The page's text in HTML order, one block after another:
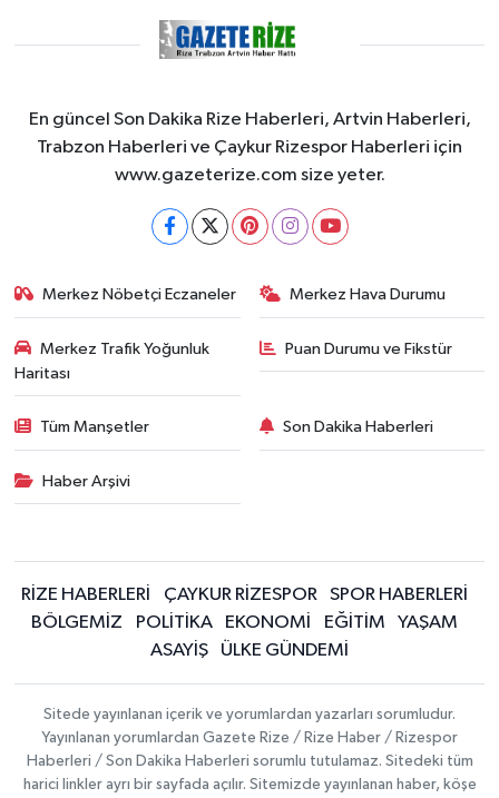
En güncel Son Dakika Rize Haberleri, Artvin Haberleri,
Trabzon Haberleri ve Çaykur Rizespor Haberleri için
www.gazeterize.com size yeter.
Merkez Nöbetçi Eczaneler Merkez Hava Durumu
Merkez Trafik Yoğunluk
Haritası
Puan Durumu ve Fikstür
Tüm Manşetler Son Dakika Haberleri
Haber Arşivi
RİZE HABERLERİ ÇAYKUR RİZESPOR
SPOR HABERLERİ
BÖLGEMİZ
POLİTİKA EKONOMİ EĞİTİM
YAŞAM
ASAYİŞ
ÜLKE GÜNDEMİ
Sitede yayınlanan içerik ve yorumlardan yazarları sorumludur.
Yayınlanan yorumlardan Gazete Rize / Rize Haber / Rizespor
Haberleri / Son Dakika Haberleri sorumlu tutulamaz. Sitedeki tüm
harici linkler ayrı bir sayfada açılır. Sitemizde yayınlanan haber, köşe